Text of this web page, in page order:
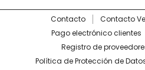
Contacto Contacto
Pago electrónico clientes
Registro de
Política de Protección de